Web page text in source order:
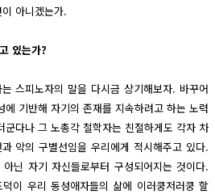
아니겠는가.
있는가?
스피노자의 말을 다시금 상기해보자. 바꾸어
에 기반해 자기의 존재를 지속하려고 하는 노력
다나 그 노총각 철학자는 친절하게도 각자 차
악의 구별선임을 우리에게 적시해주고 있다.
닌 자기 자신들로부터 구성되어지는 것이다.
이 우리 동성애자들의 삶에 이러쿵저러쿵 할